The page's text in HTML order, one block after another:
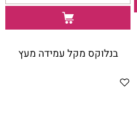
בנלוקס מקל עמידה מעץ